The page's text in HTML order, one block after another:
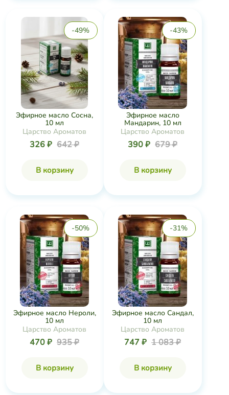
-49%
Эфирное масло Сосна,
10 мл
Царство Ароматов
326 ₽ 642 ₽
В корзину
-43%
Эфирное масло
Мандарин, 10 мл
Царство Ароматов
390 ₽ 679 ₽
В корзину
-50%
Эфирное масло Нероли,
10 мл
Царство Ароматов
470 ₽ 935 ₽
В корзину
-31%
Эфирное масло Сандал,
10 мл
Царство Ароматов
747 ₽ 1 083 ₽
В корзину